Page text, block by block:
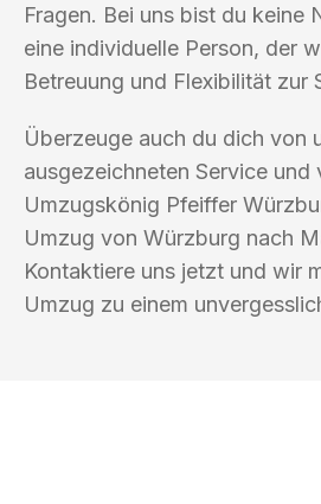
Fragen. Bei uns bist du keine
eine individuelle Person, der
Betreuung und Flexibilität zur
Überzeuge auch du dich von
ausgezeichneten Service und
Umzugskönig Pfeiffer
Umzug von Würzburg nach
Kontaktiere uns jetzt und wir
Umzug zu einem